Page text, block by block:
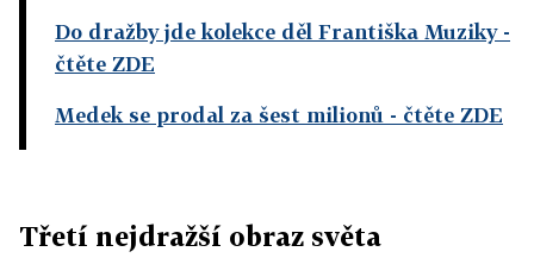
Do dražby jde kolekce děl Františka Muziky-
čtěte ZDE
Medek se prodal za šest milionů - čtěte ZDE
Třetí nejdražší obraz světa